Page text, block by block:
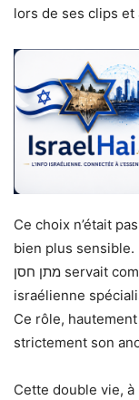
lors de ses clips
Ce choix n’était
bien plus sensible.
מתן חסן servait comme combattant dans une unité d’élite
israélienne
Ce rôle,
strictement son
Cette double vie,